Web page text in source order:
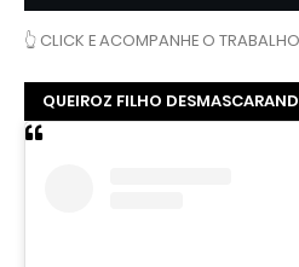
👆 CLICK E ACOMPANHE O
QUEIROZ FILHO